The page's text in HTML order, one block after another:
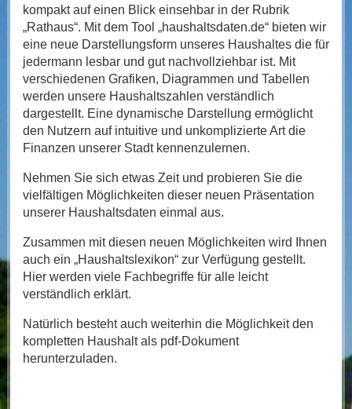
kompakt auf einen Blick einsehbar in der Rubrik
„Rathaus“. Mit dem Tool „haushaltsdaten.de“ bieten wir
eine neue Darstellungsform unseres Haushaltes die für
jedermann lesbar und gut nachvollziehbar ist. Mit
verschiedenen Grafiken, Diagrammen und Tabellen
werden unsere Haushaltszahlen verständlich
dargestellt. Eine dynamische Darstellung ermöglicht
den Nutzern auf intuitive und unkomplizierte Art die
Finanzen unserer Stadt kennenzulernen.
Nehmen Sie sich etwas Zeit und probieren Sie die
vielfältigen Möglichkeiten dieser neuen Präsentation
unserer Haushaltsdaten einmal aus.
Zusammen mit diesen neuen Möglichkeiten wird Ihnen
auch ein „Haushaltslexikon“ zur Verfügung gestellt.
Hier werden viele Fachbegriffe für alle leicht
verständlich erklärt.
Natürlich besteht auch weiterhin die Möglichkeit den
kompletten Haushalt als pdf-Dokument
herunterzuladen.